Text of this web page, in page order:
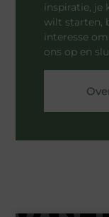
inspiratie, je
wilt starten,
interesse
ons op en